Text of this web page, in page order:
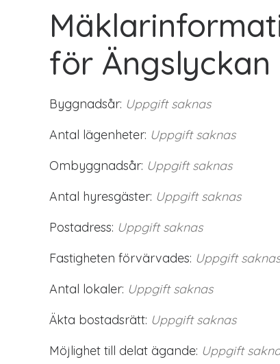
för Ängslyckan
Byggnadsår: Uppgift saknas
Antal lägenheter: Uppgift saknas
Ombyggnadsår: Uppgift saknas
Antal hyresgäster: Uppgift saknas
Postadress: Uppgift saknas
Fastigheten förvärvades: Uppgift saknas
Antal lokaler: Uppgift saknas
Äkta bostadsrätt: Uppgift saknas
Möjlighet till delat ägande: Uppgift